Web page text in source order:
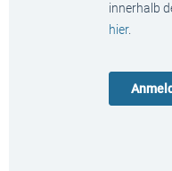
innerhalb
hier.